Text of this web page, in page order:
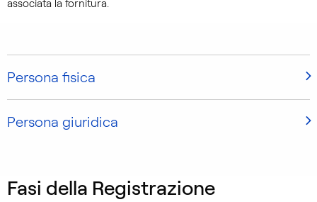
associata la fornitura.
Persona fisica
Persona giuridica
Fasi della Registrazione